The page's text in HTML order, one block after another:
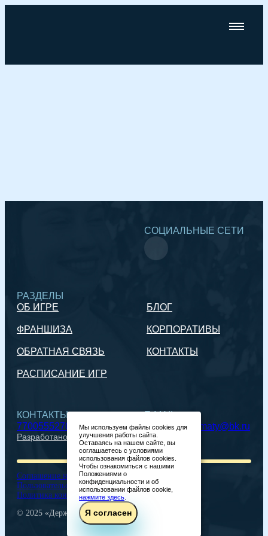
РАЗДЕЛЫ
ОБ ИГРЕ
БЛОГ
ФРАНШИЗА КОРПОРАТИВЫ
ОБРАТНАЯ СВЯЗЬ КОНТАКТЫ
РАСПИСАНИЕ ИГР
СОЦИАЛЬНЫЕ СЕТИ
КОНТАКТЫ
77005552705
E-MAIL
mozgoboj_almaty@bk.ru
Разработано
© 2025 «Держи пять». Все права защищены.
Политика конфиденциальности
Пользовательское соглашение
Соглашение на обработку персональных данных
Мы используем файлы cookies для
улучшения работы сайта.
Оставаясь на нашем сайте, вы
соглашаетесь с условиями
использования файлов cookies.
Чтобы ознакомиться с нашими
Положениями о
конфиденциальности и об
использовании файлов cookie,
нажмите здесь
Я согласен